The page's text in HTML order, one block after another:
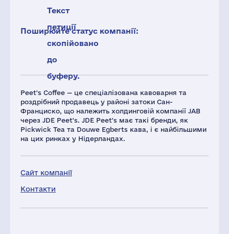
Peet's Coffee — це спеціалізована кавоварня та
роздрібний продавець у районі затоки Сан-
Франциско, що належить холдинговій компанії JAB
через JDE Peet's. JDE Peet's має такі бренди, як
Pickwick Tea та Douwe Egberts кава, і є найбільшими
на цих ринках у Нідерландах.
Сайт компанії
Контакти
Текст
петиції
скопійовано
до
буферу.
Поширюйте статус компанії: